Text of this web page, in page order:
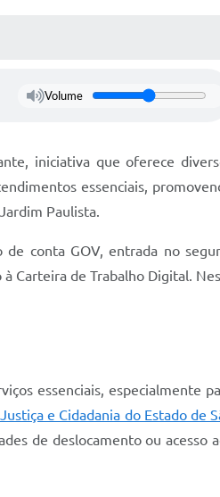
Volume
iniciativa que oferece
essenciais,
Paulista.
de conta GOV, entrada no
Carteira de Trabalho Digital.
essenciais, especialmente
e Cidadania do Estado de
de deslocamento ou acesso